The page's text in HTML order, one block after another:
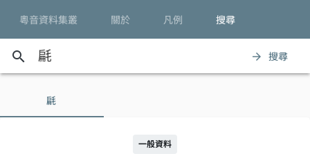
粵音資料集叢 關於 凡例 搜尋
search arrow_forward 搜尋
㲢
一般資料